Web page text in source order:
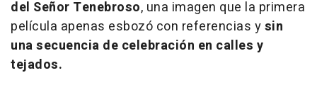
del Señor Tenebroso, una imagen que la primera
película apenas esbozó con referencias ysin
una secuencia de celebración en calles y
tejados.